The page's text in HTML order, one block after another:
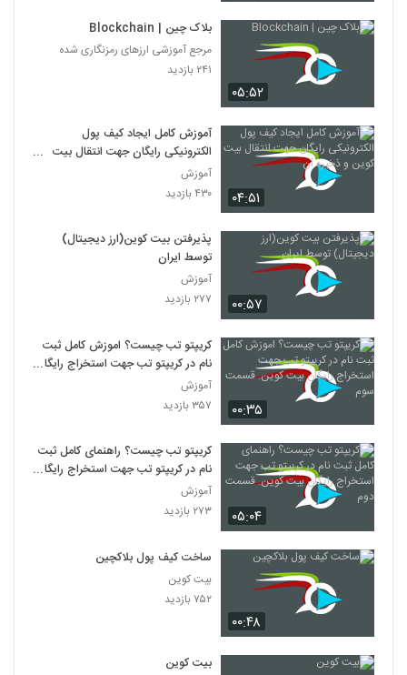
۰۵:۵۲
بلاک چین | Blockchain
مرجع آموزشی ارزهای رمزنگاری شده
۲۴۱ بازدید
۰۴:۵۱
آموزش کامل ایجاد کیف پول
الکترونیکی رایگان جهت انتقال بیت
کوین و ذخیره آن
آموزش
۴۳۰ بازدید
۰۰:۵۷
پذیرفتن بیت کوین(ارز دیجیتال)
توسط ایران
آموزش
۲۷۷ بازدید
۰۰:۳۵
کریپتو تب چیست؟ اموزش کامل ثبت
نام در کریپتو تب جهت استخراج رایگان
بیت کوین. قسمت سوم
آموزش
۳۵۷ بازدید
۰۵:۰۴
کریپتو تب چیست؟ راهنمای کامل ثبت
نام در کریپتو تب جهت استخراج رایگان
بیت کوین. قسمت دوم
آموزش
۲۷۳ بازدید
۰۰:۴۸
ساخت کیف پول بلاکچین
بیت کوین
۷۵۲ بازدید
بیت کوین